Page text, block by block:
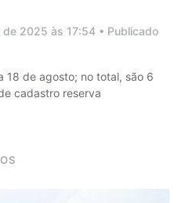
2025 às 17:54 • Publicado
18 de agosto; no total, são 6
cadastro reserva